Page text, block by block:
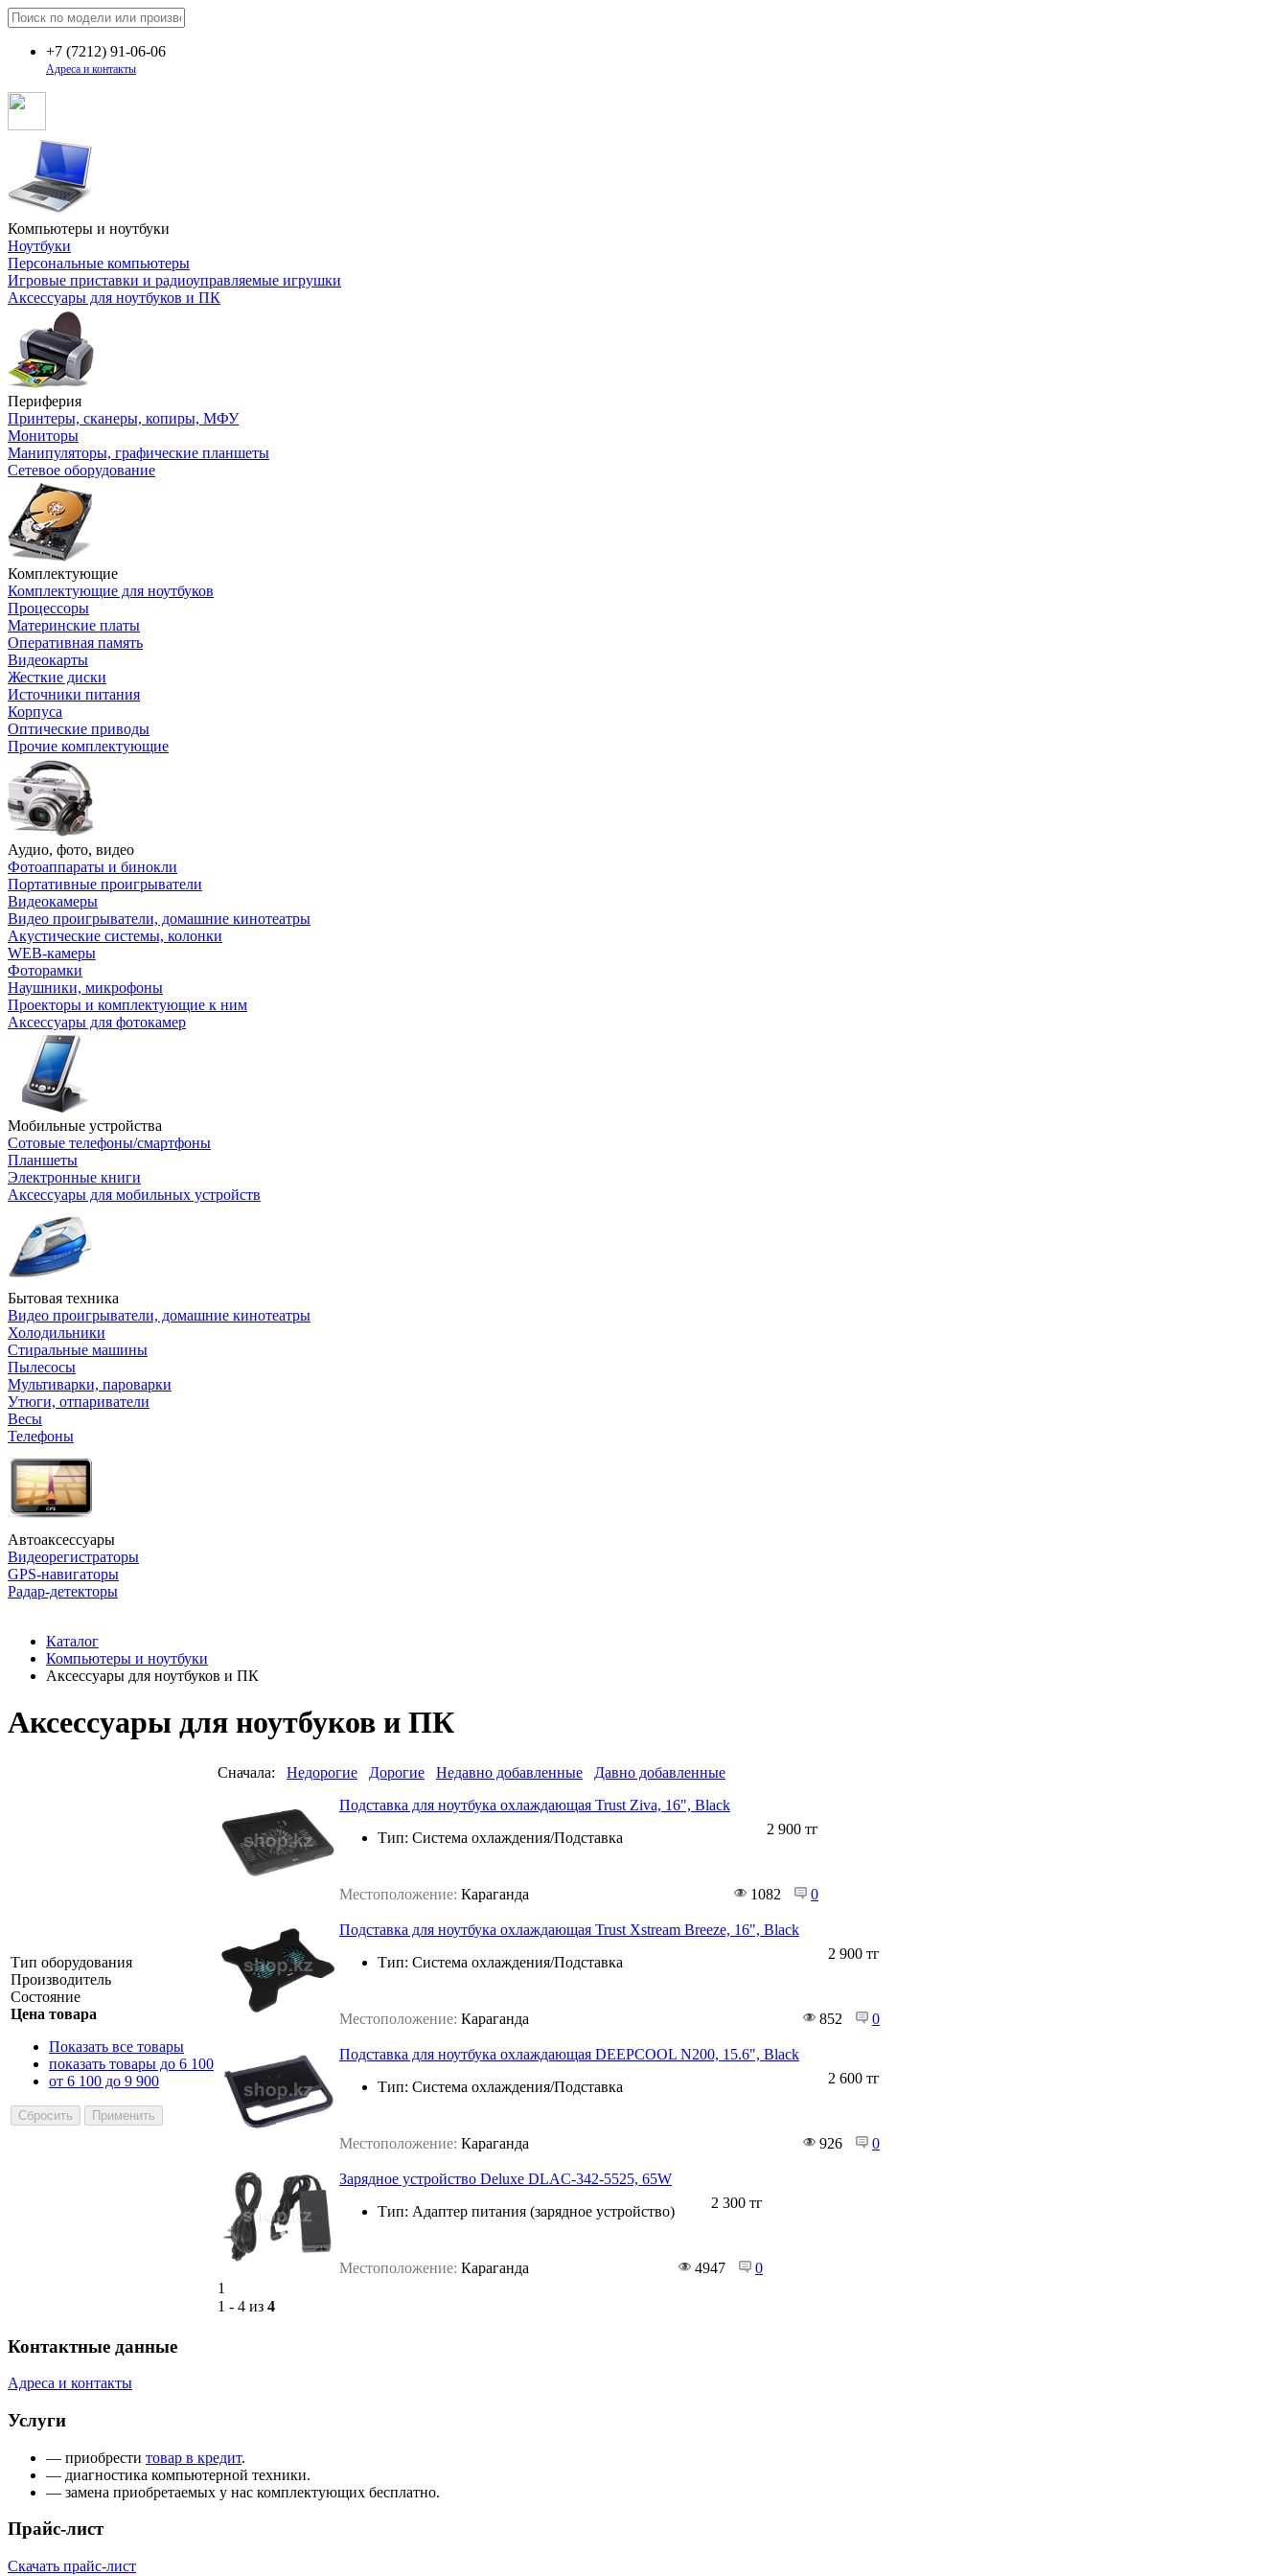
+7 (7212) 91-06-06
Адреса и контакты
Компьютеры и ноутбуки
Ноутбуки
Персональные компьютеры
Игровые приставки и радиоуправляемые игрушки
Аксессуары для ноутбуков и ПК
Периферия
Принтеры, сканеры, копиры, МФУ
Мониторы
Манипуляторы, графические планшеты
Сетевое оборудование
Комплектующие
Комплектующие для ноутбуков
Процессоры
Материнские платы
Оперативная память
Видеокарты
Жесткие диски
Источники питания
Корпуса
Оптические приводы
Прочие комплектующие
Аудио, фото, видео
Фотоаппараты и бинокли
Портативные проигрыватели
Видеокамеры
Видео проигрыватели, домашние кинотеатры
Акустические системы, колонки
WEB-камеры
Фоторамки
Наушники, микрофоны
Проекторы и комплектующие к ним
Аксессуары для фотокамер
Мобильные устройства
Сотовые телефоны/смартфоны
Планшеты
Электронные книги
Аксессуары для мобильных устройств
Бытовая техника
Видео проигрыватели, домашние кинотеатры
Холодильники
Стиральные машины
Пылесосы
Мультиварки, пароварки
Утюги, отпариватели
Весы
Телефоны
Автоаксессуары
Видеорегистраторы
GPS-навигаторы
Радар-детекторы
Каталог
Компьютеры и ноутбуки
Аксессуары для ноутбуков и ПК
Аксессуары для ноутбуков и ПК
Тип оборудования
Производитель
Состояние
Цена товара
Показать все товары
показать товары до 6 100
от 6 100 до 9 900
Сначала: Недорогие Дорогие Недавно добавленные
Давно добавленные
Подставка для ноутбука охлаждающая Trust Ziva, 16", Black
Тип: Система охлаждения/Подставка
2 900 тг
Местоположение: Караганда 1082 0
Подставка для ноутбука охлаждающая Trust Xstream Breeze, 16", Black
Тип: Система охлаждения/Подставка
2 900 тг
Местоположение: Караганда 852 0
Подставка для ноутбука охлаждающая DEEPCOOL N200, 15.6", Black
Тип: Система охлаждения/Подставка
2 600 тг
Местоположение: Караганда 926 0
Зарядное устройство Deluxe DLAС-342-5525, 65W
Тип: Адаптер питания (зарядное устройство)
2 300 тг
Местоположение: Караганда 4947
0
1
1 - 4 из 4
Контактные данные
Адреса и контакты
Услуги
— приобрести товар в кредит.
— диагностика компьютерной техники.
— замена приобретаемых у нас комплектующих бесплатно.
Прайс-лист
Скачать прайс-лист